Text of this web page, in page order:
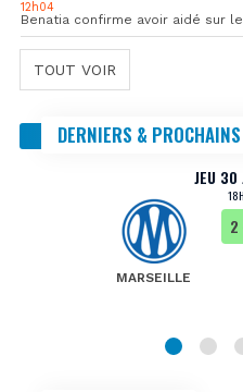
12h04
Benatia confirme avoir aidé sur
TOUT VOIR
DERNIERS &
JEU 30
MARSEILLE
2